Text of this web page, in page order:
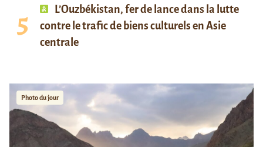
L’Ouzbékistan, fer de lance dans la lutte
contre le trafic de biens culturels en Asie
centrale
Photo du jour